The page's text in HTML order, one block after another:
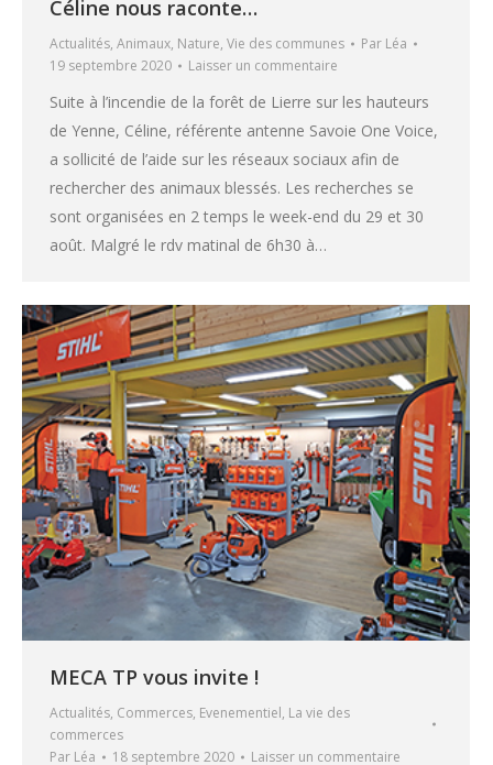
Céline nous raconte…
Actualités, Animaux, Nature, Vie des communes Par Léa
19 septembre 2020
Laisser un commentaire
Suite à l’incendie de la forêt de Lierre sur les hauteurs
de Yenne, Céline, référente antenne Savoie One Voice,
a sollicité de l’aide sur les réseaux sociaux afin de
rechercher des animaux blessés. Les recherches se
sont organisées en 2 temps le week-end du 29 et 30
août. Malgré le rdv matinal de 6h30 à…
MECA TP vous invite !
Actualités, Commerces, Evenementiel, La vie des
commerces
Par Léa 18 septembre 2020 Laisser un commentaire